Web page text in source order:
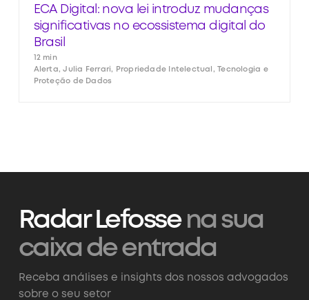
ECA Digital: nova lei introduz mudanças
significativas no ecossistema digital do
Brasil
12 min
Alerta, Julia Ferrari, Propriedade Intelectual, Tecnologia e
Proteção de Dados
Radar Lefossena sua
caixa de entrada
Receba análises e insights dos nossos advogados
sobre o seu setor